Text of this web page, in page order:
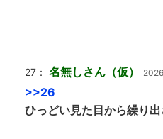
27： 名無しさん（仮）
>>26
ひっどい見た目から繰り